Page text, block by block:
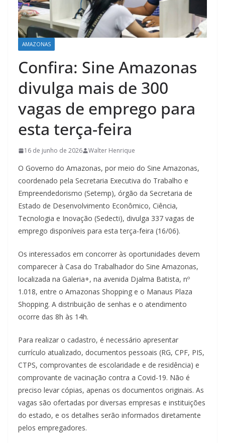
AMAZONAS
Confira: Sine Amazonas
divulga mais de 300
vagas de emprego para
esta terça-feira
16 de junho de 2026 Walter Henrique
O Governo do Amazonas, por meio do Sine Amazonas,
coordenado pela Secretaria Executiva do Trabalho e
Empreendedorismo (Setemp), órgão da Secretaria de
Estado de Desenvolvimento Econômico, Ciência,
Tecnologia e Inovação (Sedecti), divulga 337 vagas de
emprego disponíveis para esta terça-feira (16/06).
Os interessados em concorrer às oportunidades devem
comparecer à Casa do Trabalhador do Sine Amazonas,
localizada na Galeria+, na avenida Djalma Batista, nº
1.018, entre o Amazonas Shopping e o Manaus Plaza
Shopping. A distribuição de senhas e o atendimento
ocorre das 8h às 14h.
Para realizar o cadastro, é necessário apresentar
currículo atualizado, documentos pessoais (RG, CPF, PIS,
CTPS, comprovantes de escolaridade e de residência) e
comprovante de vacinação contra a Covid-19. Não é
preciso levar cópias, apenas os documentos originais. As
vagas são ofertadas por diversas empresas e instituições
do estado, e os detalhes serão informados diretamente
pelos empregadores.